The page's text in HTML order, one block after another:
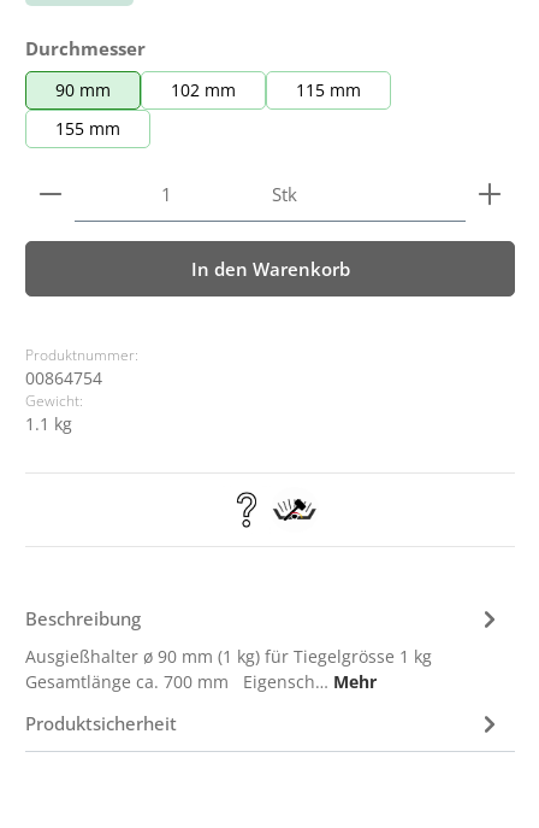
Durchmesserauswählen
90 mm 102 mm
115 mm
155 mm
Produkt Anzahl: Gib den gewünschten Wert ein
Stk
In den Warenkorb
Produktnummer:
00864754
Gewicht:
1.1 kg
Beschreibung
Ausgießhalter ø 90 mm (1 kg) für Tiegelgrösse 1 kg
Gesamtlänge ca. 700 mm Eigensch… Mehr
Produktsicherheit